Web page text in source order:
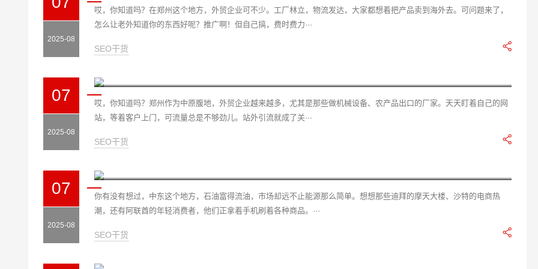
2025-08
哎，你知道吗？在郑州这个地方，外贸企业可不少。工厂林立，物流发达，大家都想着把产品卖到海外去。可问题来了，
怎么让老外知道你的东西好呢？推广啊！但自己搞，费时费力···
SEO干货
07
2025-08
哎，你知道吗？郑州作为中原腹地，外贸企业越来越多，尤其是那些做机械设备、农产品出口的厂家。天天盯着自己的网
站，等着客户上门，可流量总是不够劲儿。站外引流就成了关···
SEO干货
07
2025-08
你有没有想过，中东这个地方，石油富得流油，市场却远不止能源那么简单。想想那些迪拜的摩天大楼、沙特的电商热
潮，还有阿联酋的年轻消费者，他们正拿着手机刷着各种商品。···
SEO干货